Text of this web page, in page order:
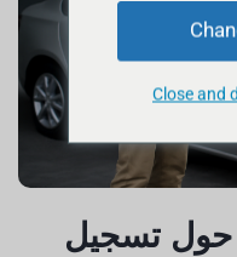
حول تسجيل
Close and